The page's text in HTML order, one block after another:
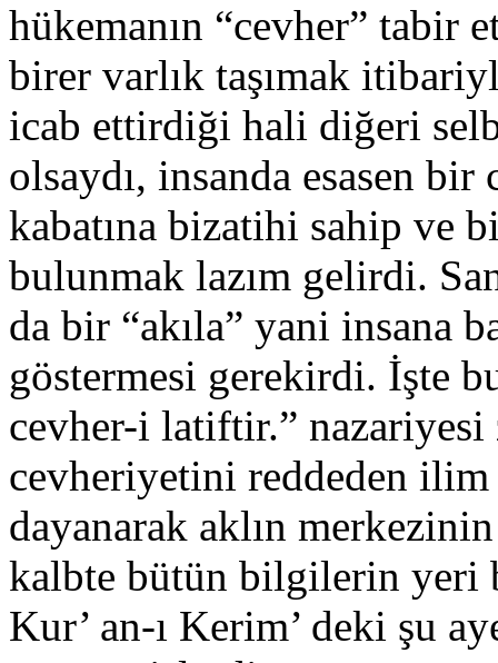
hükemanın “cevher” tabir
birer varlık taşımak
icab ettirdiği hali diğeri
olsaydı, insanda esasen
kabatına bizatihi sahip ve
bulunmak lazım gelirdi.
da bir “akıla” yani insana
göstermesi gerekirdi. İşte
cevher-i latiftir.” nazariyesi
cevheriyetini reddeden ilim
dayanarak aklın
kalbte bütün bilgilerin yeri
Kur’ an-ı Kerim’ deki şu